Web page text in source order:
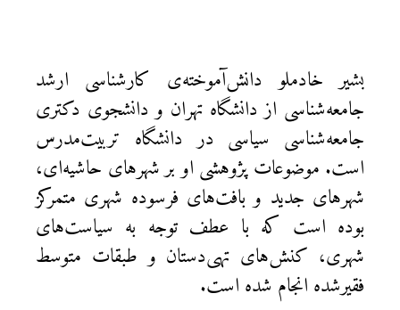
بشیر خادملو دانش‌آموخته‌ی کارشناسی ارشد
جامعه‌شناسی از دانشگاه تهران و دانشجوی دکتری
جامعه‌شناسی سیاسی در دانشگاه تربیت‌مدرس
است. موضوعات پژوهشی او بر شهرهای حاشیه‌ای،
شهرهای جدید و بافت‌های فرسوده شهری متمرکز
بوده است که با عطف توجه به سیاست‌های
شهری، کنش‌های تهی‌دستان و طبقات متوسط
فقیرشده انجام شده است.